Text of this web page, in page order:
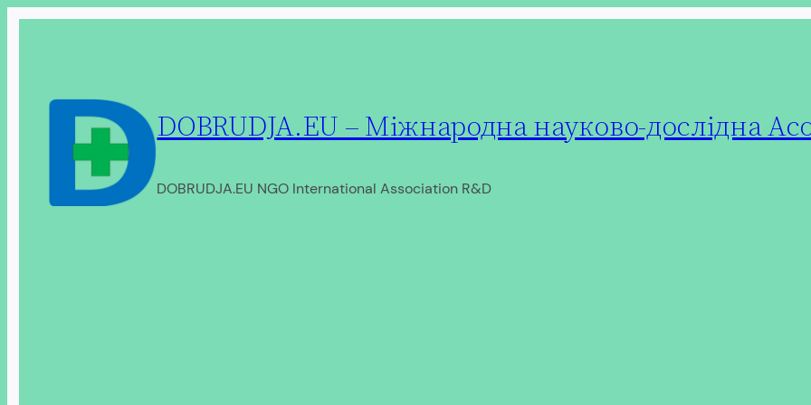
DOBRUDJA.EU – Міжнародна науково-дослідна
DOBRUDJA.EU NGO International Association R&D